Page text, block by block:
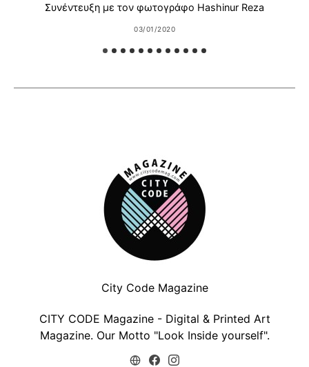
Συνέντευξη με τον φωτογράφο Hashinur Reza
03/01/2020
City Code Magazine
CITY CODE Magazine - Digital & Printed Art
Magazine. Our Motto "Look Inside yourself".